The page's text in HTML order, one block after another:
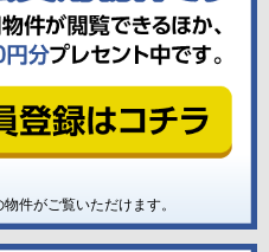
物件がご覧いただけます。